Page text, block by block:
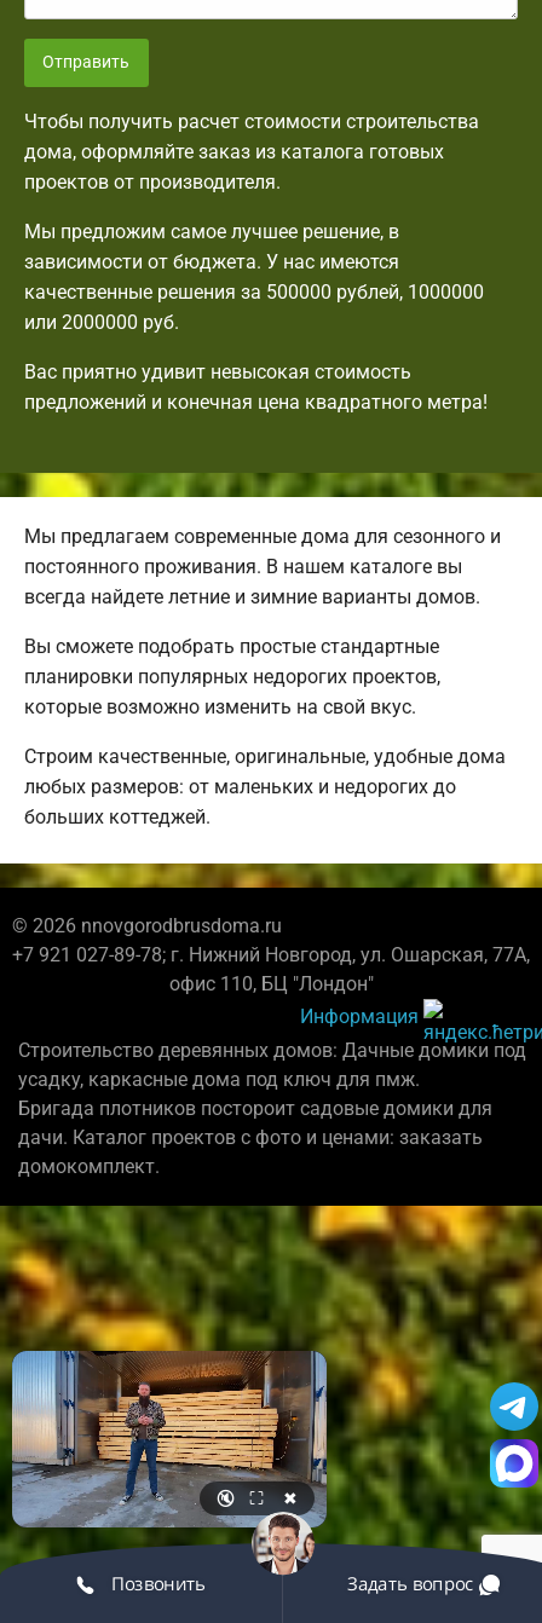
Отправить
Чтобы получить расчет стоимости строительства
дома, оформляйте заказ из каталога готовых
проектов от производителя.
Мы предложим самое лучшее решение, в
зависимости от бюджета. У нас имеются
качественные решения за 500000 рублей, 1000000
или 2000000 руб.
Вас приятно удивит невысокая стоимость
предложений и конечная цена квадратного метра!
Мы предлагаем современные дома для сезонного и
постоянного проживания. В нашем каталоге вы
всегда найдете летние и зимние варианты домов.
Вы сможете подобрать простые стандартные
планировки популярных недорогих проектов,
которые возможно изменить на свой вкус.
Строим качественные, оригинальные, удобные дома
любых размеров: от маленьких и недорогих до
больших коттеджей.
© 2026 nnovgorodbrusdoma.ru
+7 921 027-89-78; г. Нижний Новгород, ул. Ошарская, 77А,
офис 110, БЦ "Лондон"
Информация
Строительство деревянных домов: Дачные домики под
усадку, каркасные дома под ключ для пмж.
Бригада плотников постороит садовые домики для
дачи. Каталог проектов с фото и ценами: заказать
домокомплект.
🔇 ⛶ ✖
Позвонить Задать вопрос